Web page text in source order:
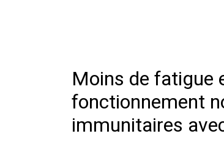
Moins de fatigue
fonctionnement
immunitaires